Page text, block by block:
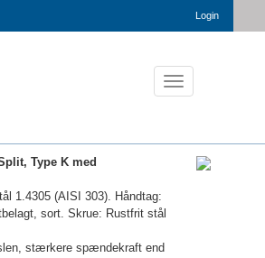
Login
Toggle
navigation
Type K med
1.4305 (AISI 303). Håndtag:
sort. Skrue: Rustfrit stål
stærkere spændekraft end